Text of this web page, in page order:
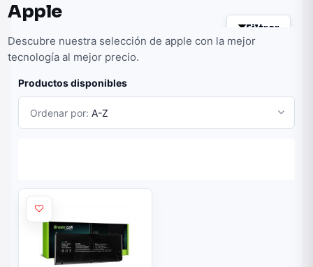
Apple
Filtrar
Descubre nuestra selección de apple con la mejor
tecnología al mejor precio.
Productos disponibles
Ordenar por: A-Z